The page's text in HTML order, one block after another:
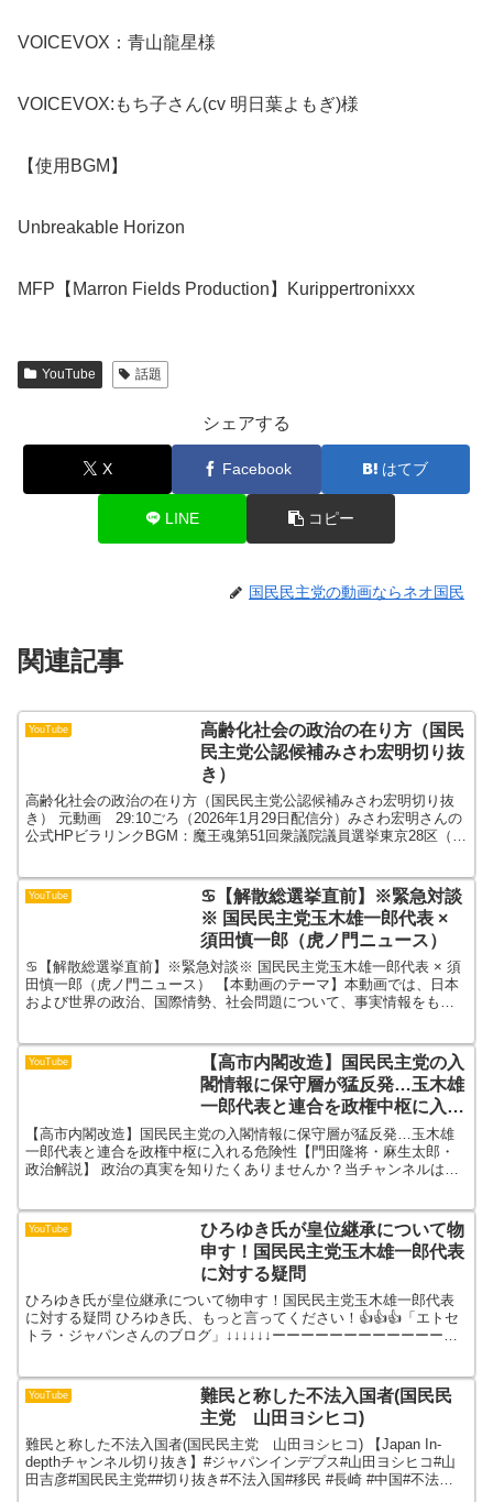
VOICEVOX：青山龍星様
VOICEVOX:もち子さん(cv 明日葉よもぎ)様
【使用BGM】
Unbreakable Horizon
YouTube 話題
シェアする
X Facebook はてブ
LINE コピー
国民民主党の動画ならネオ国民
関連記事
YouTube
高齢化社会の政治の在り方（国民
民主党公認候補みさわ宏明切り抜
き）
高齢化社会の政治の在り方（国民民主党公認候補みさわ宏明切り抜
き） 元動画 29:10ごろ（2026年1月29日配信分）みさわ宏明さんの
公式HPビラリンクBGM：魔王魂第51回衆議院議員選挙東京28区（練
YouTube
♋︎【解散総選挙直前】※緊急対談
※ 国民民主党玉木雄一郎代表 ×
須田慎一郎（虎ノ門ニュース）
♋︎【解散総選挙直前】※緊急対談※ 国民民主党玉木雄一郎代表 × 須
田慎一郎（虎ノ門ニュース） 【本動画のテーマ】本動画では、日本
および世界の政治、国際情勢、社会問題について、事実情報をもと
YouTube
【高市内閣改造】国民民主党の入
閣情報に保守層が猛反発…玉木雄
一郎代表と連合を政権中枢に入れ
る危険性【門田隆将・麻生太郎・
政治解説】
【高市内閣改造】国民民主党の入閣情報に保守層が猛反発…玉木雄
一郎代表と連合を政権中枢に入れる危険性【門田隆将・麻生太郎・
政治解説】 政治の真実を知りたくありませんか？当チャンネルは、
YouTube
ひろゆき氏が皇位継承について物
申す！国民民主党玉木雄一郎代表
に対する疑問
ひろゆき氏が皇位継承について物申す！国民民主党玉木雄一郎代表
に対する疑問 ひろゆき氏、もっと言ってください！👍👍👍「エトセ
トラ・ジャパンさんのブログ」↓↓↓↓↓↓ーーーーーーーーーーーーー
YouTube
難民と称した不法入国者(国民民
主党 山田ヨシヒコ)
難民と称した不法入国者(国民民主党 山田ヨシヒコ) 【Japan In-
depthチャンネル切り抜き】#ジャパンインデプス#山田ヨシヒコ#山
田吉彦#国民民主党##切り抜き#不法入国#移民 #長崎 #中国#不法入